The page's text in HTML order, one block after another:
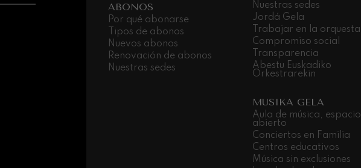
ABONOS
Por qué abonarse
Tipos de abonos
Nuevos abonos
Renovación de abonos
Nuestras sedes
Nuestras sedes
Jordá Gela
Trabajar en la orquesta
Compromiso social
Transparencia
Abestu Euskadiko
Orkestrarekin
MUSIKA GELA
Aula de música, espacio
abierto
Conciertos en Familia
Centros educativos
Música sin exclusiones
Mozart: Concierto para